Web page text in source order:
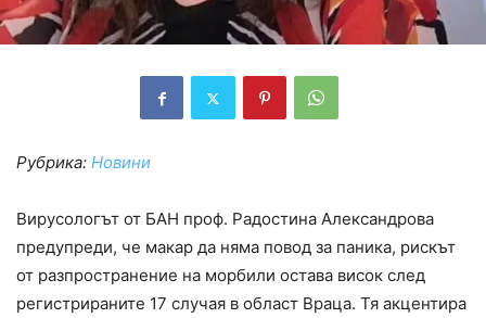
Рубрика: Новини
Вирусологът от БАН проф. Радостина Александрова
предупреди, че макар да няма повод за паника, рискът
от разпространение на морбили остава висок след
регистрираните 17 случая в област Враца. Тя акцентира